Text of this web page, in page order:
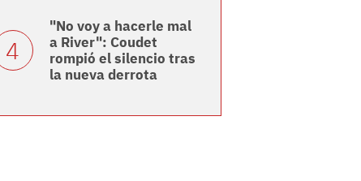
"No voy a hacerle mal
a River": Coudet
rompió el silencio tras
la nueva derrota